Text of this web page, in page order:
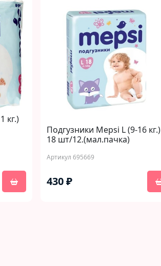
кг.)
Подгузники Mepsi L (9-16 кг.)
18 шт/12.(мал.пачка)
Артикул 695669
430 ₽